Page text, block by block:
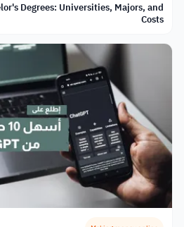
Degrees: Universities, Majors, and
Costs